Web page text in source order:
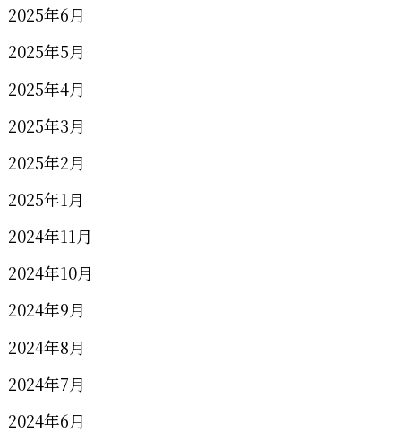
2025年6月
2025年5月
2025年4月
2025年3月
2025年2月
2025年1月
2024年11月
2024年10月
2024年9月
2024年8月
2024年7月
2024年6月